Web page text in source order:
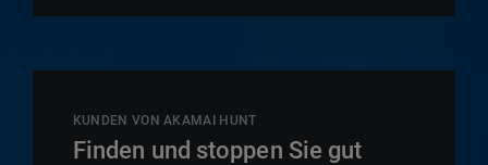
KUNDEN VON AKAMAI HUNT
Finden und stoppen Sie gut